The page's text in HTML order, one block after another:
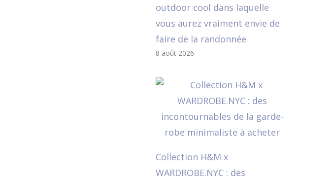
outdoor cool dans laquelle
vous aurez vraiment envie de
faire de la randonnée
8 août 2026
Collection H&M x
WARDROBE.NYC : des